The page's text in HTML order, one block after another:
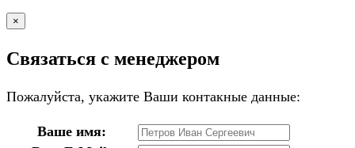
×
Связаться с менеджером
Пожалуйста, укажите Ваши контакные данные:
Ваше имя: